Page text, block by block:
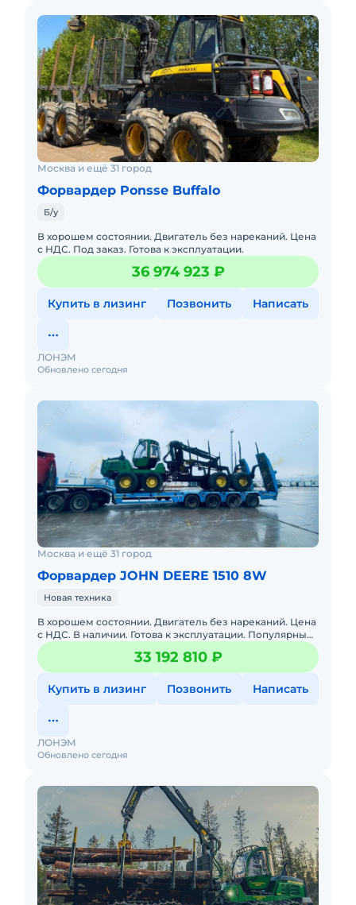
Москва и ещё 31 город
Форвардер Ponsse Buffalo
Б/у
В хорошем состоянии. Двигатель без нареканий. Цена
с НДС. Под заказ. Готова к эксплуатации.
36 974 923 ₽
Купить в лизинг Позвонить Написать
Обновлено сегодня
ЛОНЭМ
Москва и ещё 31 город
Форвардер JOHN DEERE 1510 8W
Новая техника
В хорошем состоянии. Двигатель без нареканий. Цена
с НДС. В наличии. Готова к эксплуатации. Популярный
лесопогрузчик с захватом SuperGrip 360 для трелевки
леса
33 192 810 ₽
Купить в лизинг Позвонить Написать
Обновлено сегодня
ЛОНЭМ